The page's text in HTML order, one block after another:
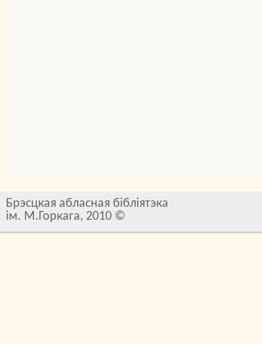
Брэсцкая абласная бібліятэка
ім. М.Горкага, 2010 ©